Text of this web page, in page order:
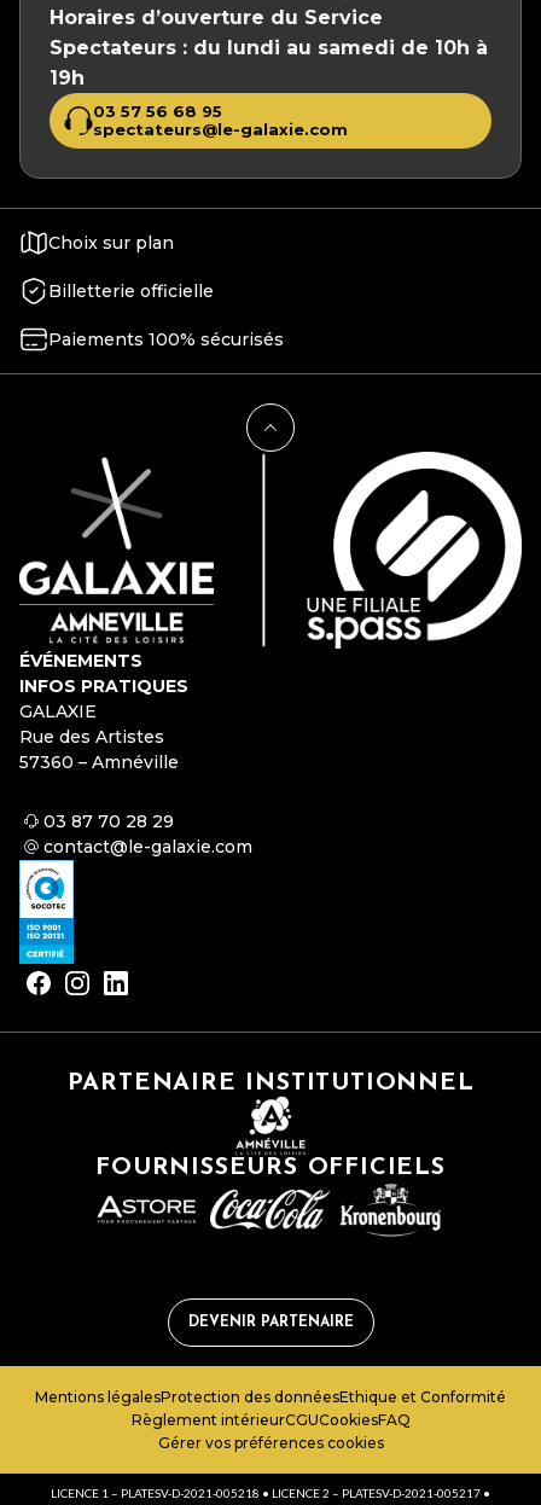
Horaires d’ouverture du Service
Spectateurs : du lundi au samedi de 10h à
19h
03 57 56 68 95
spectateurs@le-galaxie.com
Choix sur plan
Billetterie officielle
Paiements 100% sécurisés
ÉVÉNEMENTS
INFOS PRATIQUES
GALAXIE
Rue des Artistes
57360 – Amnéville
03 87 70 28 29
contact@le-galaxie.com
PARTENAIRE INSTITUTIONNEL
FOURNISSEURS OFFICIELS
DEVENIR PARTENAIRE
Mentions légalesProtection des donnéesEthique et Conformité
Règlement intérieurCGUCookiesFAQ
Gérer vos préférences cookies
LICENCE 1 – PLATESV-D-2021-005218 • LICENCE 2 – PLATESV-D-2021-005217 •